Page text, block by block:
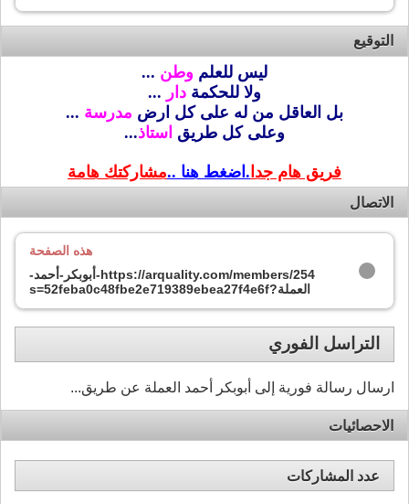
التوقيع
ليس للعلم وطن ...
ولا للحكمة دار ...
بل العاقل من له على كل ارض مدرسة ...
وعلى كل طريق استاذ...
فريق هام جدا .اضغط هنا ..مشاركتك هامة
الاتصال
هذه الصفحة
https://arquality.com/members/254-أبوبكر-أحمد-
العملة?s=52feba0c48fbe2e719389ebea27f4e6f
التراسل الفوري
ارسال رسالة فورية إلى أبوبكر أحمد العملة عن طريق...
الاحصائيات
عدد المشاركات